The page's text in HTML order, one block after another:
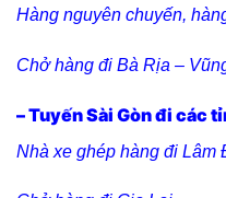
Hàng nguyên chuyến,
Chở hàng đi Bà Rịa –
– Tuyến Sài Gòn đi các
Nhà xe ghép hàng đi Lâm